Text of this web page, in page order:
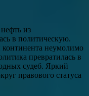
из
в политическую.
неумолимо
превратилась в
судеб. Яркий
правового статуса